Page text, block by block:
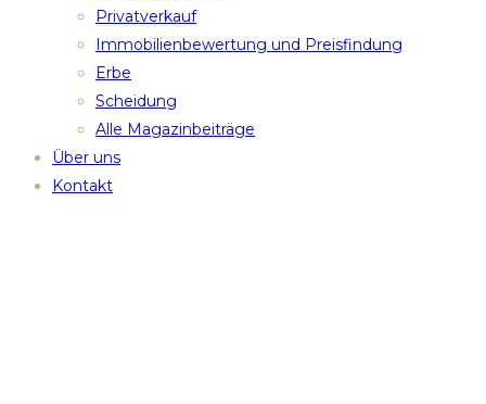
Privatverkauf
Immobilienbewertung und Preisfindung
Erbe
Scheidung
Alle Magazinbeiträge
Über uns
Kontakt